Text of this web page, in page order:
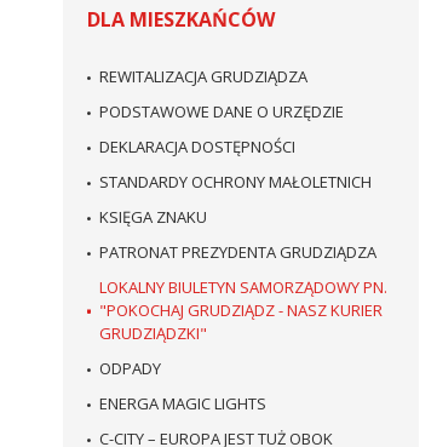
DLA MIESZKAŃCÓW
REWITALIZACJA GRUDZIĄDZA
PODSTAWOWE DANE O URZĘDZIE
DEKLARACJA DOSTĘPNOŚCI
STANDARDY OCHRONY MAŁOLETNICH
KSIĘGA ZNAKU
PATRONAT PREZYDENTA GRUDZIĄDZA
LOKALNY BIULETYN SAMORZĄDOWY PN.
"POKOCHAJ GRUDZIĄDZ - NASZ KURIER
GRUDZIĄDZKI"
ODPADY
ENERGA MAGIC LIGHTS
C-CITY – EUROPA JEST TUŻ OBOK